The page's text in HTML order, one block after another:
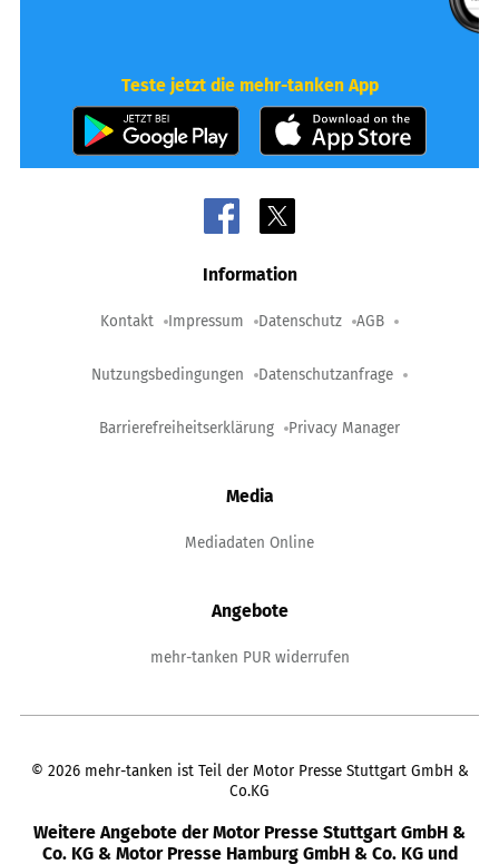
Teste jetzt die mehr-tanken App
Information
Kontakt Impressum Datenschutz AGB
Nutzungsbedingungen Datenschutzanfrage
Barrierefreiheitserklärung Privacy Manager
Media
Mediadaten Online
Angebote
mehr-tanken PUR widerrufen
© 2026 mehr-tanken ist Teil der Motor Presse Stuttgart GmbH &
Co.KG
Weitere Angebote der Motor Presse Stuttgart GmbH &
Co. KG & Motor Presse Hamburg GmbH & Co. KG und